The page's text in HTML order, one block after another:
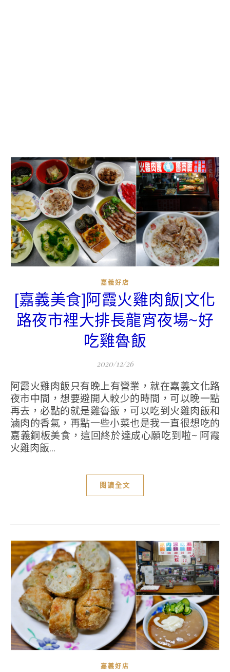
嘉義好店
[嘉義美食]阿霞火雞肉飯|文化
路夜市裡大排長龍宵夜場~好
吃雞魯飯
2020/12/26
阿霞火雞肉飯只有晚上有營業，就在嘉義文化路
夜市中間，想要避開人較少的時間，可以晚一點
再去，必點的就是雞魯飯，可以吃到火雞肉飯和
滷肉的香氣，再點一些小菜也是我一直很想吃的
嘉義銅板美食，這回終於達成心願吃到啦~ 阿霞
火雞肉飯...
閱讀全文
嘉義好店